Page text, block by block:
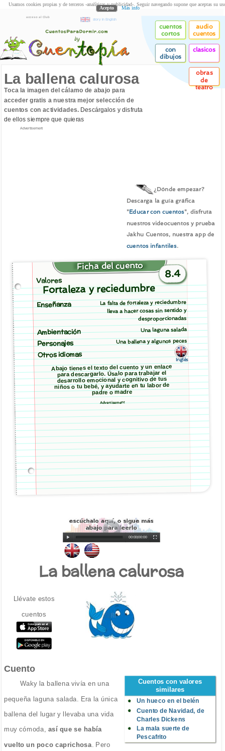
acceso al Club
story in English
cuentos
cortos
audio
cuentos
con
dibujos
clasicos
obras
de
teatro
La ballena calurosa
Toca la imagen del cálamo de abajo para
acceder gratis a nuestra mejor selección de
cuentos con actividades.Descárgalos y disfruta
de ellos siempre que quieras
Advertisement
¿Dónde empezar?
Descarga la guía gráfica
"Educar con cuentos", disfruta
nuestros videocuentos y prueba
Jakhu Cuentos, nuestra app de
cuentos infantiles.
Ficha del cuento
8.4
Valores
Fortaleza y reciedumbre
Enseñanza La falta de fortaleza y reciedumbre
lleva a hacer cosas sin sentido y
desproporcionadas
Ambientación Una laguna salada
Personajes Una ballena y algunos peces
Otros idiomas
Inglés
Abajo tienes el texto del cuento y un enlace
para descargarlo. Úsalo para trabajar el
desarrollo emocional y cognitivo de tus
niños o tu bebé, y ayudarte en tu labor de
padre o madre
Advertisement
00:00|00:00
La ballena calurosa
Llévate estos
cuentos
Cuento
Cuentos con valores
similares
Un hueco en el belén
Cuento de Navidad, de
Charles Dickens
La mala suerte de
Pescafrito
Waky la ballena vivía en una
pequeña laguna salada. Era la única
ballena del lugar y llevaba una vida
muy cómoda, así que se había
vuelto un poco caprichosa . Pero
Usamos cookies propias y de terceros -analíticas y publicidad-. Seguir navegando supone que aceptas su
Acepto Más info